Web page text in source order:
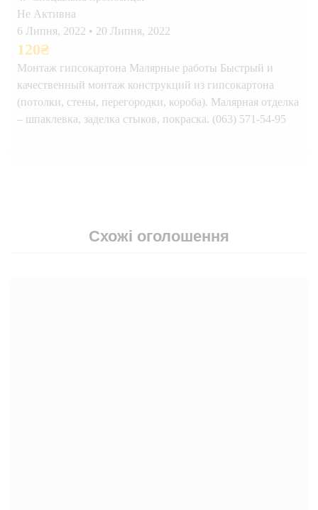
Не Активна
6 Липня, 2022 • 20 Липня, 2022
120₴
Монтаж гипсокартона Малярные работы Быстрый и
качественный монтаж конструкций из гипсокартона
(потолки, стены, перегородки, короба). Малярная отделка
– шпаклевка, заделка стыков, покраска. (063) 571-54-95
Схожі оголошення